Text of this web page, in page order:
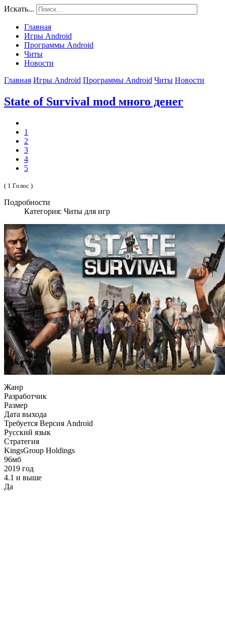
Искать...
Главная
Игры Android
Программы Android
Читы
Новости
Главная Игры Android Программы Android Читы Новости
State of Survival mod много денег
1
2
3
4
5
( 1 Голос )
Подробности
Категория: Читы для игр
Жанр
Разработчик
Размер
Дата выхода
Требуется Версия Android
Русский язык
Стратегия
KingsGroup Holdings
96мб
2019 год
4.1 и выше
Да